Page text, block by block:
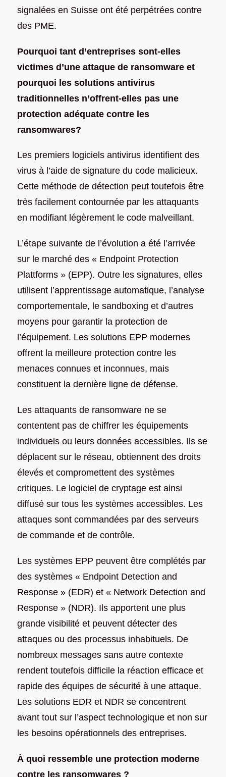
signalées en Suisse ont été perpétrées contre
des PME.
Pourquoi tant d’entreprises sont-elles
victimes d’une attaque de ransomware et
pourquoi les solutions antivirus
traditionnelles n’offrent-elles pas une
protection adéquate contre les
ransomwares?
Les premiers logiciels antivirus identifient des
virus à l’aide de signature du code malicieux.
Cette méthode de détection peut toutefois être
très facilement contournée par les attaquants
en modifiant légèrement le code malveillant.
L’étape suivante de l’évolution a été l’arrivée
sur le marché des « Endpoint Protection
Plattforms » (EPP). Outre les signatures, elles
utilisent l’apprentissage automatique, l’analyse
comportementale, le sandboxing et d’autres
moyens pour garantir la protection de
l’équipement. Les solutions EPP modernes
offrent la meilleure protection contre les
menaces connues et inconnues, mais
constituent la dernière ligne de défense.
Les attaquants de ransomware ne se
contentent pas de chiffrer les équipements
individuels ou leurs données accessibles. Ils se
déplacent sur le réseau, obtiennent des droits
élevés et compromettent des systèmes
critiques. Le logiciel de cryptage est ainsi
diffusé sur tous les systèmes accessibles. Les
attaques sont commandées par des serveurs
de commande et de contrôle.
Les systèmes EPP peuvent être complétés par
des systèmes « Endpoint Detection and
Response » (EDR) et « Network Detection and
Response » (NDR). Ils apportent une plus
grande visibilité et peuvent détecter des
attaques ou des processus inhabituels. De
nombreux messages sans autre contexte
rendent toutefois difficile la réaction efficace et
rapide des équipes de sécurité à une attaque.
Les solutions EDR et NDR se concentrent
avant tout sur l’aspect technologique et non sur
les besoins opérationnels des entreprises.
À quoi ressemble une protection moderne
contre les ransomwares ?